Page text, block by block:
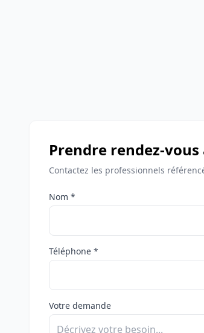
Prendre rendez-
Contactez les professionnels
Nom *
Téléphone *
Votre demande